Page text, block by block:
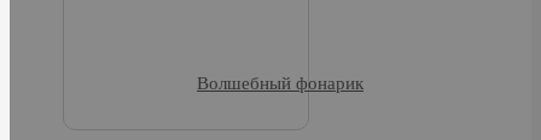
Волшебный фонарик